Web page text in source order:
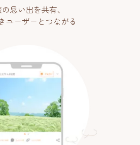
思い出を共有、
ユーザーとつながる